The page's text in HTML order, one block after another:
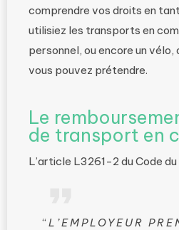
comprendre vos droits en
utilisiez les transports en
personnel, ou encore un vélo,
vous pouvez prétendre.
Le
de transport en
L’article L3261-2 du Code
“ L’EMPLOYEUR